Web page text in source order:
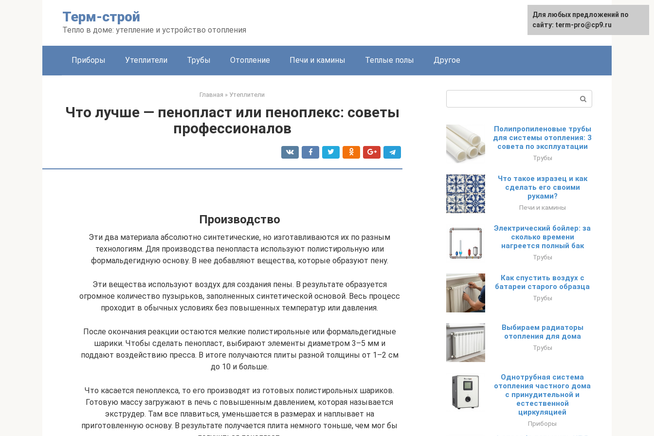
Терм-строй
Тепло в доме: утепление и устройство отопления
English
Приборы Утеплители Трубы Отопление Печи и камины Теплые полы Другое
Главная » Утеплители
Что лучше — пенопласт или пеноплекс: советы
профессионалов
Производство
Эти два материала абсолютно синтетические, но изготавливаются их по разным
технологиям. Для производства пенопласта используют полистирольную или
формальдегидную основу. В нее добавляют вещества, которые образуют пену.
Эти вещества используют воздух для создания пены. В результате образуется
огромное количество пузырьков, заполненных синтетической основой. Весь процесс
проходит в обычных условиях без повышенных температур или давления.
После окончания реакции остаются мелкие полистирольные или формальдегидные
шарики. Чтобы сделать пенопласт, выбирают элементы диаметром 3–5 мм и
поддают воздействию пресса. В итоге получаются плиты разной толщины от 1–2 см
до 10 и больше.
Что касается пеноплекса, то его производят из готовых полистирольных шариков.
Готовую массу загружают в печь с повышенным давлением, которая называется
экструдер. Там все плавиться, уменьшается в размерах и наплывает на
приготовленную основу. В результате получается плита немного тоньше, чем мог бы
Полипропиленовые трубы
для системы отопления: 3
совета по эксплуатации
Трубы
Что такое изразец и как
сделать его своими
руками?
Печи и камины
Электрический бойлер: за
сколько времени
нагреется полный бак
Трубы
Как спустить воздух с
батареи старого образца
Трубы
Выбираем радиаторы
отопления для дома
Трубы
Однотрубная система
отопления частного дома
с принудительной и
естественной
циркуляцией
Приборы
Для любых предложений по
сайту: term-pro@cp9.ru